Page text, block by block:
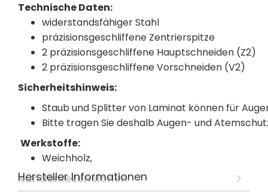
Technische Daten:
widerstandsfähiger Stahl
präzisionsgeschliffene Zentrierspitze
2 präzisionsgeschliffene Hauptschneiden (Z2)
2 präzisionsgeschliffene Vorschneiden (V2)
Sicherheitshinweis:
Staub und Splitter von Laminat können für
Bitte tragen Sie deshalb Augen- und
Werkstoffe:
Weichholz,
Kundenrezensionen
Hersteller Informationen